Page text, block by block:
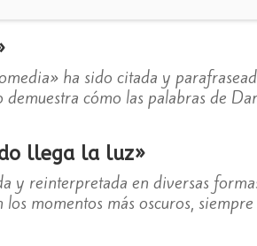
ha sido citada y
cómo las palabras de
llega la luz»
y reinterpretada en diversas
momentos más oscuros,